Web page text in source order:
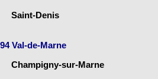
Saint-Denis
94 Val-de-Marne
Champigny-sur-Marne